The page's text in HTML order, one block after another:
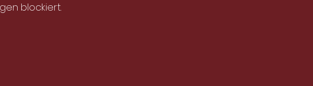
die ein internationales
sich mit furiosen Fiddle- und
Geschichten aus Old Ireland,
Worldbeat, keltischer Mystik -
blockiert.